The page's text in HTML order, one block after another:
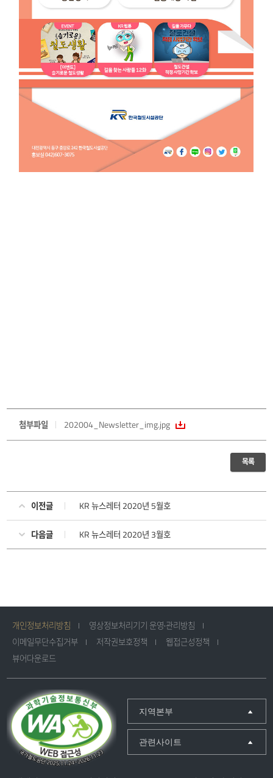
첨부파일 202004_Newsletter_img.jpg
목록
이전글 KR 뉴스레터 2020년 5월호
다음글 KR 뉴스레터 2020년 3월호
개인정보처리방침
영상정보처리기기 운영·관리방침
이메일무단수집거부
저작권보호정책
웹접근성정책
뷰어다운로드
지역본부
관련사이트